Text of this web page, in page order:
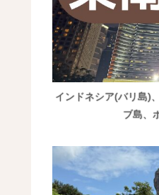
インドネシア(バリ島)
ブ島、